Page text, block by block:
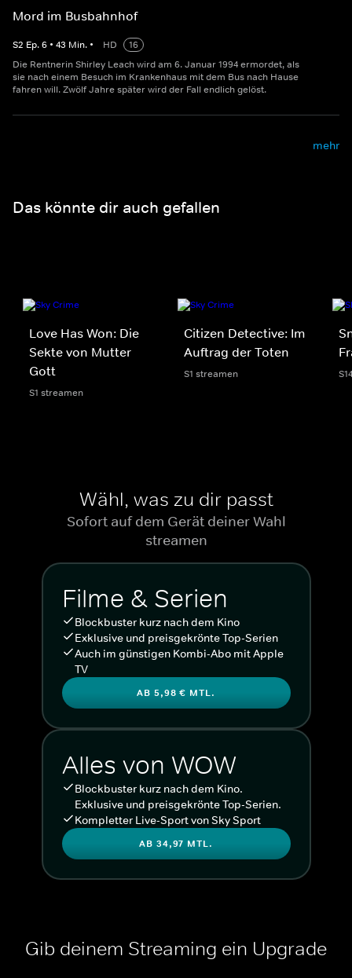
Mord im Busbahnhof
S2 Ep.6 • 43 Min. • HD
16
Die Rentnerin Shirley Leach wird am 6. Januar 1994 ermordet, als
sie nach einem Besuch im Krankenhaus mit dem Bus nach Hause
fahren will. Zwölf Jahre später wird der Fall endlich gelöst.
mehr
Das könnte dir auch gefallen
Love Has Won: Die
Sekte von Mutter
Gott
S1 streamen
Citizen Detective: Im
Auftrag der Toten
S1 streamen
Wähl, was zu dir passt
Sofort auf dem Gerät deiner Wahl
streamen
Filme & Serien
Blockbuster kurz nach dem Kino
Exklusive und preisgekrönte Top-Serien
Auch im günstigen Kombi-Abo mit Apple
TV
AB 5,98 € MTL.
Alles von WOW
Blockbuster kurz nach dem Kino.
Exklusive und preisgekrönte Top-Serien.
Kompletter Live-Sport von Sky Sport
AB 34,97 MTL.
Gib deinem Streaming ein Upgrade